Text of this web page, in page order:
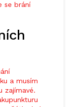
se brání
a musím
zajímavé.